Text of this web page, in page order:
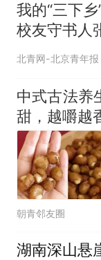
我的“三下
校友守书人
梯书苑追寻
北青网-北京青年报
中式古法养
甜，越嚼越
朝青邻友圈
湖南深山悬